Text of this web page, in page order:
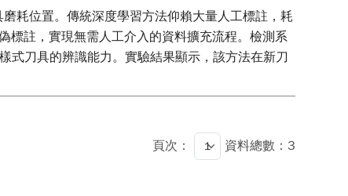
耗位置。傳統深度學習方法仰賴大量人工標註，耗
標註，實現無需人工介入的資料擴充流程。檢測系
式刀具的辨識能力。實驗結果顯示，該方法在新刀
頁次： 資料總數：3